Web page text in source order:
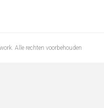
Alle rechten voorbehouden